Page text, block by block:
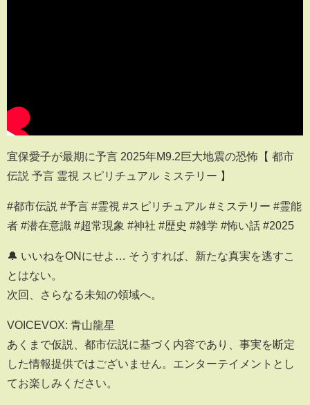
宜保愛子が最期に予言 2025年M9.2巨大地震の恐怖【 都市
伝説 予言 霊視 スピリチュアル ミステリー 】
#都市伝説 #予言 #霊視 #スピリチュアル #ミステリー #霊能
者 #潜在意識 #超常現象 #神社 #歴史 #雑学 #怖い話 #2025
🔔 いいねをONにせよ… そうすれば、新たな真実を逃すこ
とはない。
次回、さらなる未知の領域へ。
VOICEVOX: 青山龍星
あくまで仮説、都市伝説に基づく内容であり、事実を断定
した情報提供ではございません。エンターテイメントとし
てお楽しみください。